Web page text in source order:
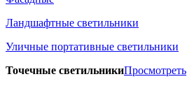
Ландшафтные светильники
Уличные портативные светильники
Точечные светильникиПросмотреть